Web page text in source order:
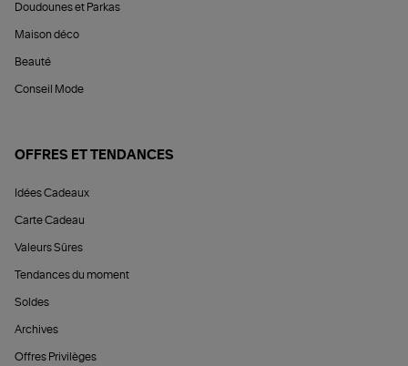
Doudounes et Parkas
Maison déco
Beauté
Conseil Mode
OFFRES ET TENDANCES
Idées Cadeaux
Carte Cadeau
Valeurs Sûres
Tendances du moment
Soldes
Archives
Offres Privilèges